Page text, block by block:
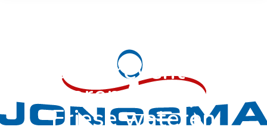
Partnerevent ‘De
Zilveren Bal’ op de
Friese wateren